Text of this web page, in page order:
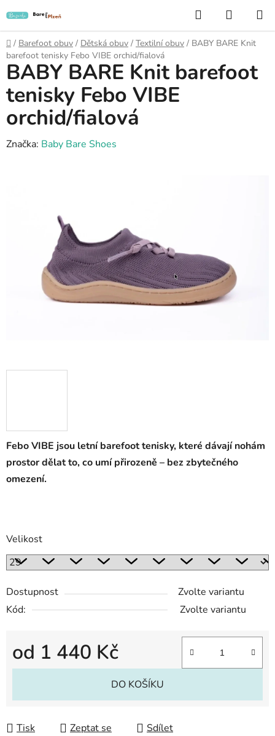
na
obsah
Hledat
KOŠÍK
Domů
/ Barefoot obuv / Dětská obuv / Textilní obuv / BABY BARE Knit
barefoot tenisky Febo VIBE orchid/fialová
Febo VIBE jsou letní barefoot tenisky, které dávají nohám
prostor dělat to, co umí přirozeně – bez zbytečného
omezení.
Velikost
Dostupnost
Zvolte variantu
Kód:
Zvolte variantu
od 1 440 Kč
Měrná cena:
DO KOŠÍKU
Tisk Zeptat se Sdílet
BABY BARE Knit barefoot
tenisky Febo VIBE
orchid/fialová
Značka: Baby Bare Shoes